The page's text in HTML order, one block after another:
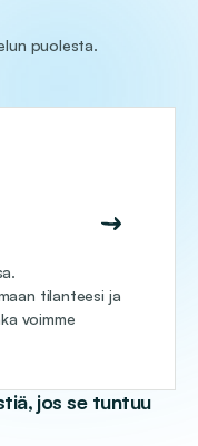
puolesta.
tilanteesi ja
voimme
jos se tuntuu